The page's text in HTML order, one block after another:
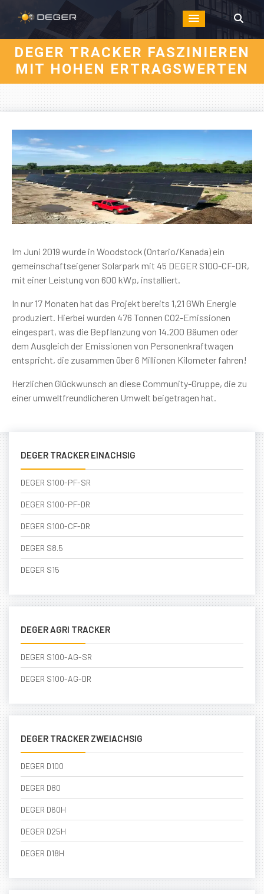
DEGER TRACKER FASZINIEREN
MIT HOHEN ERTRAGSWERTEN
Im Juni 2019 wurde in Woodstock (Ontario/Kanada) ein
gemeinschaftseigener Solarpark mit 45 DEGER S100-CF-DR,
mit einer Leistung von 600 kWp, installiert.
In nur 17 Monaten hat das Projekt bereits 1,21 GWh Energie
produziert. Hierbei wurden 476 Tonnen CO2-Emissionen
eingespart, was die Bepflanzung von 14.200 Bäumen oder
dem Ausgleich der Emissionen von Personenkraftwagen
entspricht, die zusammen über 6 Millionen Kilometer fahren!
Herzlichen Glückwunsch an diese Community-Gruppe, die zu
einer umweltfreundlicheren Umwelt beigetragen hat.
DEGER TRACKER EINACHSIG
DEGER S100-PF-SR
DEGER S100-PF-DR
DEGER S100-CF-DR
DEGER S8.5
DEGER S15
DEGER AGRI TRACKER
DEGER S100-AG-SR
DEGER S100-AG-DR
DEGER TRACKER ZWEIACHSIG
DEGER D100
DEGER D80
DEGER D60H
DEGER D25H
DEGER D18H